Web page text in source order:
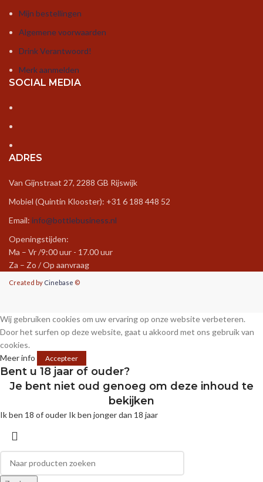
Mijn bestellingen
Algemene voorwaarden
Drink Verantwoord!
Merk aanmelden
SOCIAL MEDIA
ADRES
Van Gijnstraat 27, 2288 GB Rijswijk
Mobiel (Quintin Klooster): +31 6 188 448 52
Email: info@bottlebusiness.nl
Openingstijden:
Ma – Vr /9:00 uur - 17.00 uur
Za – Zo / Op aanvraag
Created by Cinebase ©
Wij gebruiken cookies om uw ervaring op onze website verbeteren.
Door het surfen op deze website, gaat u akkoord met ons gebruik van
cookies.
Meer info
Accepteer
Bent u 18 jaar of ouder?
Je bent niet oud genoeg om deze inhoud te
bekijken
Ik ben 18 of ouder Ik ben jonger dan 18 jaar